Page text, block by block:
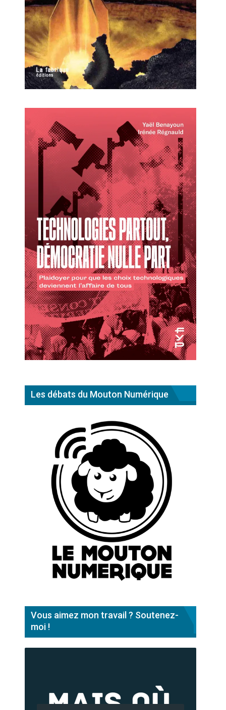
Les débats du Mouton Numérique
Vous aimez mon travail ? Soutenez-
moi !